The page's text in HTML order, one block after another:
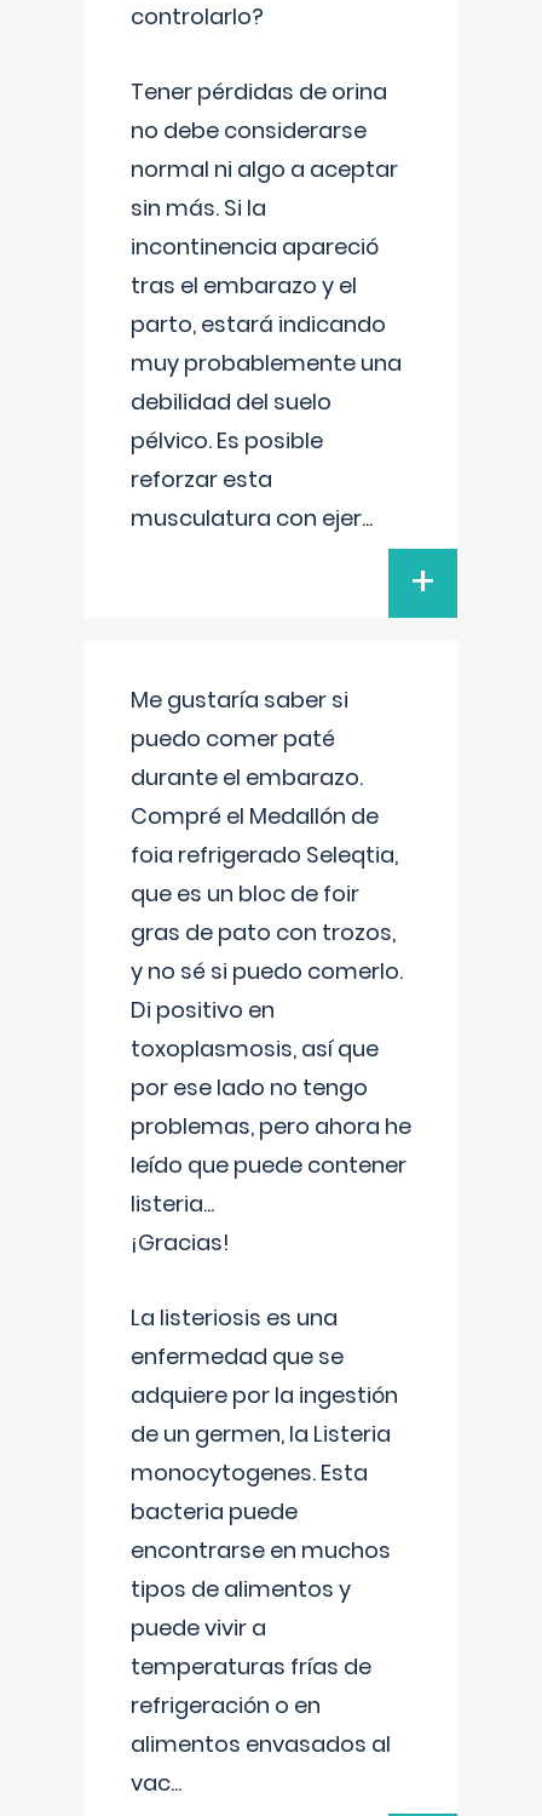
controlarlo?
Tener pérdidas de orina
no debe considerarse
normal ni algo a aceptar
sin más. Si la
incontinencia apareció
tras el embarazo y el
parto, estará indicando
muy probablemente una
debilidad del suelo
pélvico. Es posible
reforzar esta
musculatura con ejer...
+
Me gustaría saber si
puedo comer paté
durante el embarazo.
Compré el Medallón de
foia refrigerado Seleqtia,
que es un bloc de foir
gras de pato con trozos,
y no sé si puedo comerlo.
Di positivo en
toxoplasmosis, así que
por ese lado no tengo
problemas, pero ahora he
leído que puede contener
listeria...
¡Gracias!
La listeriosis es una
enfermedad que se
adquiere por la ingestión
de un germen, la Listeria
monocytogenes. Esta
bacteria puede
encontrarse en muchos
tipos de alimentos y
puede vivir a
temperaturas frías de
refrigeración o en
alimentos envasados al
vac...